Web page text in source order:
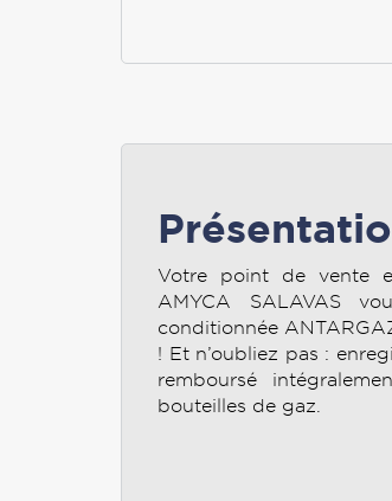
Votre point de vente
AMYCA SALAVAS
conditionnée
! Et n’oubliez pas :
remboursé
bouteilles de gaz.